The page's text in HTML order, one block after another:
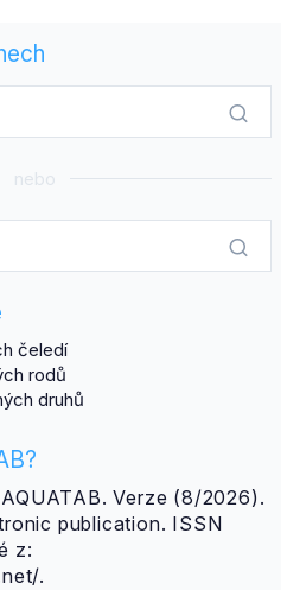
nebo
čeledí
rodů
druhů
AQUATAB. Verze (8/2026).
publication. ISSN
z:
.